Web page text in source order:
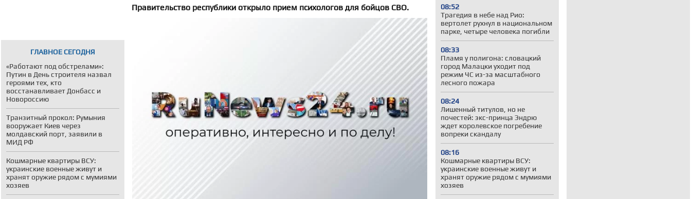
ГЛАВНОЕ СЕГОДНЯ
«Работают под обстрелами»:
Путин в День строителя назвал
героями тех, кто
восстанавливает Донбасс и
Новороссию
Транзитный прокол: Румыния
вооружает Киев через
молдавский порт, заявили в
МИД РФ
Кошмарные квартиры ВСУ:
украинские военные живут и
хранят оружие рядом с мумиями
хозяев
08:52
Трагедия в небе над Рио:
вертолет рухнул в национальном
парке, четыре человека погибли
08:33
Пламя у полигона: словацкий
город Малацки уходит под
режим ЧС из-за масштабного
лесного пожара
08:24
Лишенный титулов, но не
почестей: экс-принца Эндрю
ждет королевское погребение
вопреки скандалу
08:16
Кошмарные квартиры ВСУ:
украинские военные живут и
хранят оружие рядом с мумиями
хозяев
Правительство республики открыло прием психологов для бойцов СВО.